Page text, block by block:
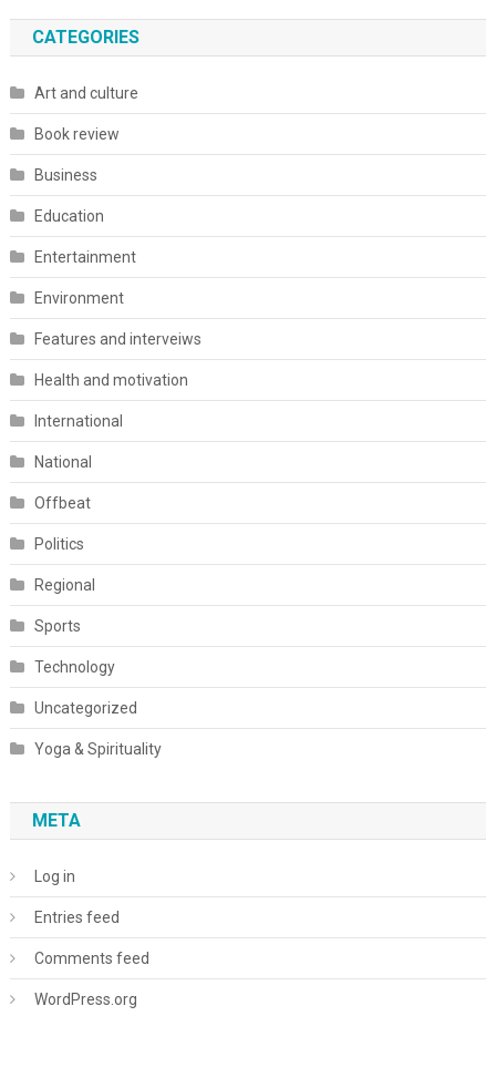
CATEGORIES
Art and culture
Book review
Business
Education
Entertainment
Environment
Features and interveiws
Health and motivation
International
National
Offbeat
Politics
Regional
Sports
Technology
Uncategorized
Yoga & Spirituality
META
Log in
Entries feed
Comments feed
WordPress.org